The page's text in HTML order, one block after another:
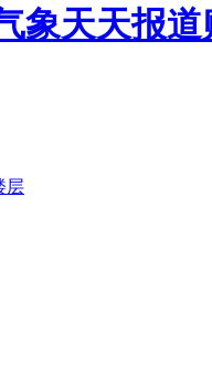
象天天报道
层